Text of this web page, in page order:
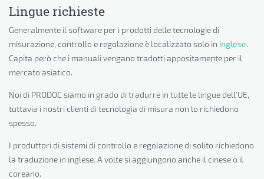
Lingue richieste
Generalmente il software per i prodotti delle tecnologie di
misurazione, controllo e regolazione è localizzato solo in inglese.
Capita però che i manuali vengano tradotti appositamente per il
mercato asiatico.
Noi di PRODOC siamo in grado di tradurre in tutte le lingue dell’UE,
tuttavia i nostri clienti di tecnologia di misura non lo richiedono
spesso.
I produttori di sistemi di controllo e regolazione di solito richiedono
la traduzione in inglese. A volte si aggiungono anche il cinese o il
coreano.